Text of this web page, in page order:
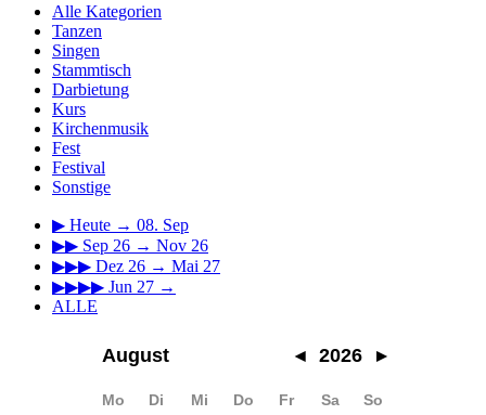
Alle Kategorien
Tanzen
Singen
Stammtisch
Darbietung
Kurs
Kirchenmusik
Fest
Festival
Sonstige
▶ Heute → 08. Sep
▶▶ Sep 26 → Nov 26
▶▶▶ Dez 26 → Mai 27
▶▶▶▶ Jun 27 →
ALLE
August ◂ 2026 ▸
Mo Di Mi Do Fr Sa So